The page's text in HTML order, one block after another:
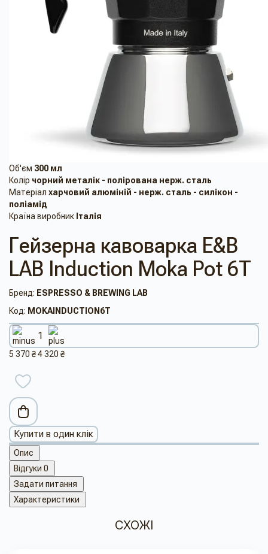
Об'єм 300 мл
Колір чорний металік - полірована нерж. сталь
Матеріал харчовий алюміній - нерж. сталь - силікон -
поліамід
Країна виробник Італія
Гейзерна кавоварка E&B
LAB Induction Moka Pot 6T
Бренд: ESPRESSO & BREWING LAB
Код: MOKAINDUCTION6T
5 370 ₴4 320 ₴
Купити в один клік
Опис
Відгуки 0
Задати питання
Характеристики
СХОЖІ